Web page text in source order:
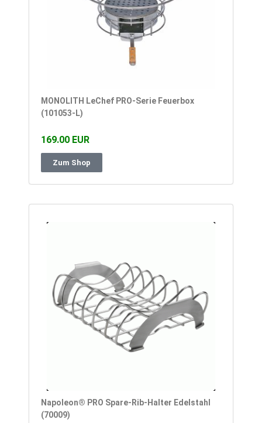
MONOLITH LeChef PRO-Serie Feuerbox
(101053-L)
169.00 EUR
Zum Shop
Napoleon® PRO Spare-Rib-Halter Edelstahl
(70009)